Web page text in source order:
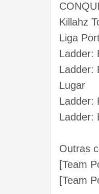
Killahz
Liga
Ladder:
Ladder:
Lugar
Ladder:
Ladder:
Outras
[Team
[Team